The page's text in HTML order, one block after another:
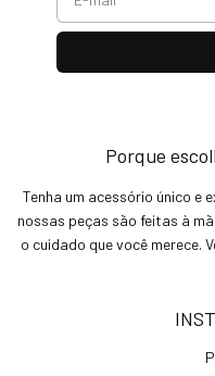
Porque
Tenha um acessório único e
nossas peças são feitas à
o cuidado que você merece.